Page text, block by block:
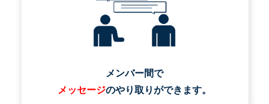
メンバー間で
メッセージのやり取りができます。